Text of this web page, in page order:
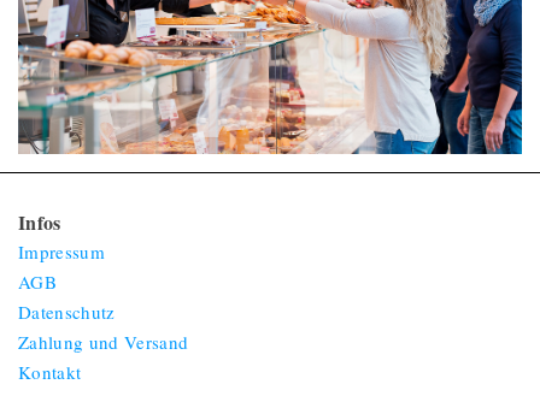
Infos
Impressum
AGB
Datenschutz
Zahlung und Versand
Kontakt